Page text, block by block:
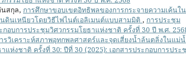
สกุล, การศึกษาขอบเขตอิทธิพลของการกระจายความเค้นใน
ดินเหนียวโดยวิธีไฟไนต์เอลิเมนต์แบบสามมิติ , การประชุม
อบการประชุมวิศวกรรมโยธาแห่งชาติ ครั้งที่ 30 ปี พ.ศ.
รวิเคราะห์สภาพอุทกพลศาสตร์และจุดเสี่ยงน้ำล้นตลิ่งในแม่
แห่งชาติ ครั้งที่ 30: ปีที่ 30 (2025): เอกสารประกอบการประ